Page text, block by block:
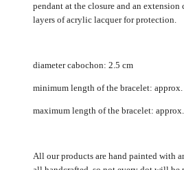
pendant at the closure and an
layers of acrylic lacquer for protection.
diameter cabochon: 2.5 cm
minimum length of the bracelet: approx.
maximum length of the bracelet:
All our products are hand painted with